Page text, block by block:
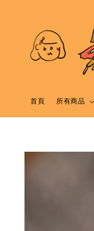
首頁 所有商品